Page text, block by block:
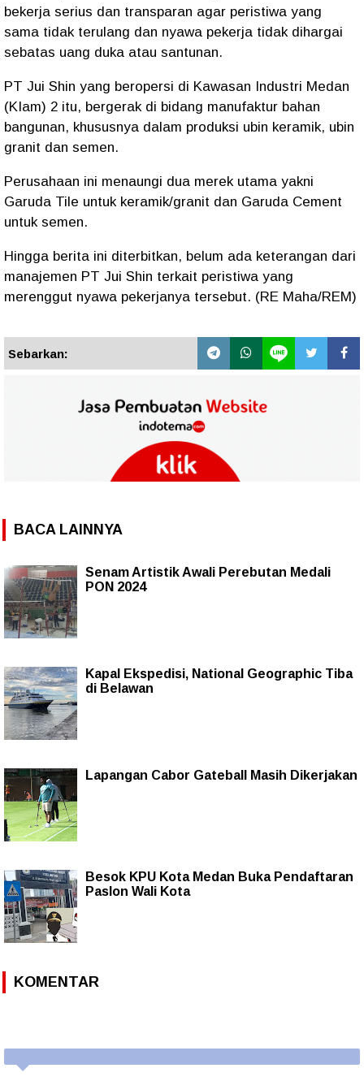
bekerja serius dan transparan agar peristiwa yang
sama tidak terulang dan nyawa pekerja tidak dihargai
sebatas uang duka atau santunan.
PT Jui Shin yang beropersi di Kawasan Industri Medan
(KIam) 2 itu, bergerak di bidang manufaktur bahan
bangunan, khususnya dalam produksi ubin keramik, ubin
granit dan semen.
Perusahaan ini menaungi dua merek utama yakni
Garuda Tile untuk keramik/granit dan Garuda Cement
untuk semen.
Hingga berita ini diterbitkan, belum ada keterangan dari
manajemen PT Jui Shin terkait peristiwa yang
merenggut nyawa pekerjanya tersebut. (RE Maha/REM)
Sebarkan:
BACA LAINNYA
Senam Artistik Awali Perebutan Medali
PON 2024
Kapal Ekspedisi, National Geographic Tiba
di Belawan
Lapangan Cabor Gateball Masih Dikerjakan
Besok KPU Kota Medan Buka Pendaftaran
Paslon Wali Kota
KOMENTAR